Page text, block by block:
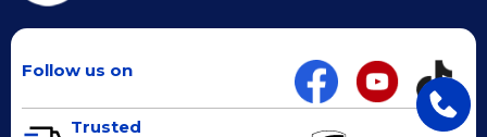
Follow us on
Trusted